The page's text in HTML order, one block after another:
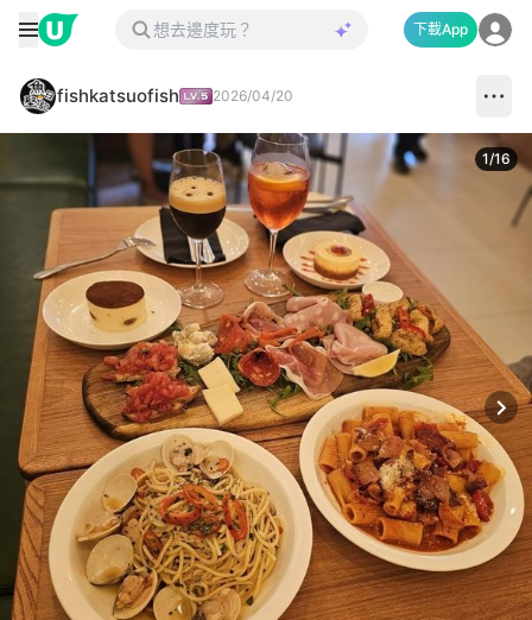
下載App
fishkatsuofish 2026/04/20
1/16